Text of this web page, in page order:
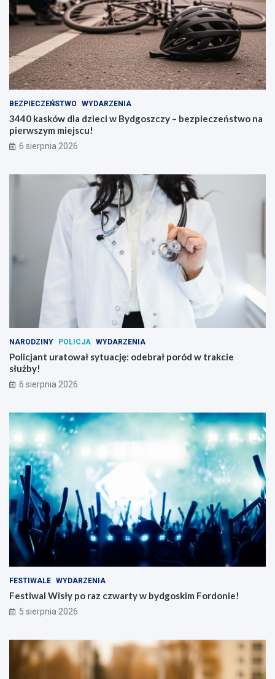
BEZPIECZEŃSTWO WYDARZENIA
3440 kasków dla dzieci w Bydgoszczy – bezpieczeństwo na
pierwszym miejscu!
6 sierpnia 2026
NARODZINY POLICJA WYDARZENIA
Policjant uratował sytuację: odebrał poród w trakcie
służby!
6 sierpnia 2026
FESTIWALE WYDARZENIA
Festiwal Wisły po raz czwarty w bydgoskim Fordonie!
5 sierpnia 2026